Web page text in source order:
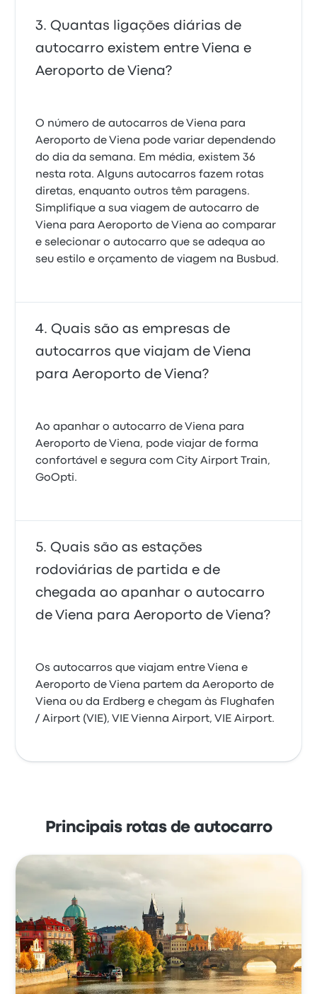
Quantas ligações diárias de
autocarro existem entre Viena e
Aeroporto de Viena?
O número de autocarros de Viena para
Aeroporto de Viena pode variar dependendo
do dia da semana. Em média, existem 36
nesta rota. Alguns autocarros fazem rotas
diretas, enquanto outros têm paragens.
Simplifique a sua viagem de autocarro de
Viena para Aeroporto de Viena ao comparar
e selecionar o autocarro que se adequa ao
seu estilo e orçamento de viagem na Busbud.
Quais são as empresas de
autocarros que viajam de Viena
para Aeroporto de Viena?
Ao apanhar o autocarro de Viena para
Aeroporto de Viena, pode viajar de forma
confortável e segura com City Airport Train,
GoOpti.
Quais são as estações
rodoviárias de partida e de
chegada ao apanhar o autocarro
de Viena para Aeroporto de Viena?
Os autocarros que viajam entre Viena e
Aeroporto de Viena partem da Aeroporto de
Viena ou da Erdberg e chegam às Flughafen
/ Airport (VIE), VIE Vienna Airport, VIE Airport.
Principais rotas de autocarro